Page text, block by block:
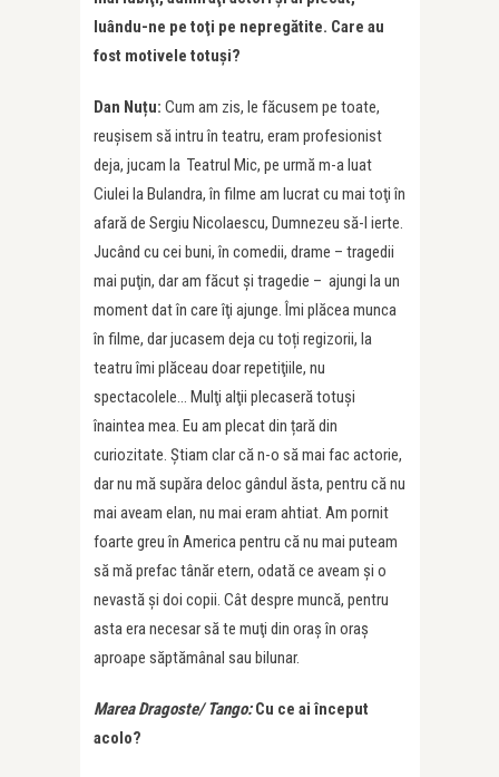
luându-ne pe toţi pe nepregătite. Care au
fost motivele totuşi?
Dan Nuțu: Cum am zis, le făcusem pe toate,
reuşisem să intru în teatru, eram profesionist
deja, jucam la Teatrul Mic, pe urmă m-a luat
Ciulei la Bulandra, în filme am lucrat cu mai toţi în
afară de Sergiu Nicolaescu, Dumnezeu să-l ierte.
Jucând cu cei buni, în comedii, drame – tragedii
mai puţin, dar am făcut și tragedie – ajungi la un
moment dat în care îţi ajunge. Îmi plăcea munca
în filme, dar jucasem deja cu toți regizorii, la
teatru îmi plăceau doar repetiţiile, nu
spectacolele… Mulţi alţii plecaseră totuşi
înaintea mea. Eu am plecat din țară din
curiozitate. Ştiam clar că n-o să mai fac actorie,
dar nu mă supăra deloc gândul ăsta, pentru că nu
mai aveam elan, nu mai eram ahtiat. Am pornit
foarte greu în America pentru că nu mai puteam
să mă prefac tânăr etern, odată ce aveam și o
nevastă şi doi copii. Cât despre muncă, pentru
asta era necesar să te muţi din oraş în oraş
aproape săptămânal sau bilunar.
Marea Dragoste/ Tango:Cu ce ai început
acolo?